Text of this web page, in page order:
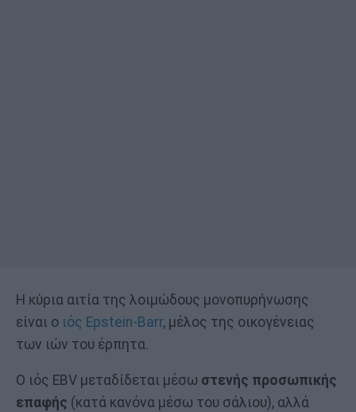
Η κύρια αιτία της λοιμώδους μονοπυρήνωσης
είναι ο ιός Epstein-Barr, μέλος της οικογένειας
των ιών του έρπητα.
Ο ιός EBV μεταδίδεται μέσω στενής προσωπικής
επαφής (κατά κανόνα μέσω του σάλιου), αλλά